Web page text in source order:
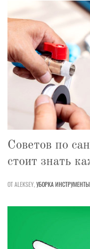
Советов по
стоит знать
ОТ ALEKSEY,УБОРКАИНСТРУМЕНТЫ